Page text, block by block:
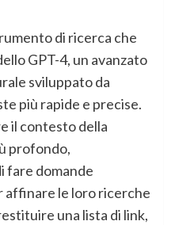
di ricerca che
GPT-4, un avanzato
sviluppato da
più rapide e precise.
il contesto della
profondo,
fare domande
affinare le loro ricerche
una lista di link,